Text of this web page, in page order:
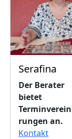
Serafina
Der Berater
bietet
rungen an.
Kontakt